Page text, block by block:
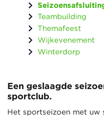
Teambuilding
Themafeest
Wijkevenement
Winterdorp
Een geslaagde
sportclub.
Het sportseizoen met